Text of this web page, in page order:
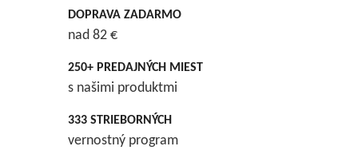
DOPRAVA ZADARMO
nad 82 €
250+ PREDAJNÝCH MIEST
s našimi produktmi
333 STRIEBORNÝCH
vernostný program